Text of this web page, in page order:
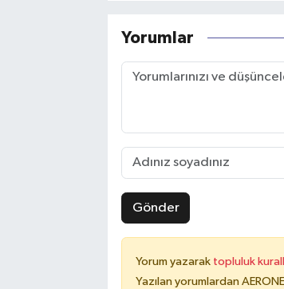
Yorumlar
Gönder
Yorum yazarak topluluk
Yazılan yorumlardan